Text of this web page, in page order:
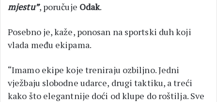
mjestu”, poručuje Odak.
Posebno je, kaže, ponosan na sportski duh koji
vlada među ekipama.
“Imamo ekipe koje treniraju ozbiljno. Jedni
vježbaju slobodne udarce, drugi taktiku, a treći
kako što elegantnije doći od klupe do roštilja. Sve